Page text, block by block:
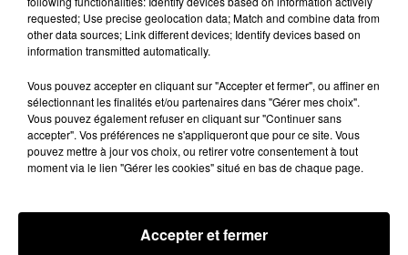
requested; Use precise geolocation data; Match and combine data from
other data sources; Link different devices; Identify devices based on
information transmitted automatically.
Vous pouvez accepter en cliquant sur "Accepter et fermer", ou affiner en
sélectionnant les finalités et/ou partenaires dans "Gérer mes choix".
Vous pouvez également refuser en cliquant sur "Continuer sans
accepter". Vos préférences ne s'appliqueront que pour ce site. Vous
pouvez mettre à jour vos choix, ou retirer votre consentement à tout
moment via le lien "Gérer les cookies" situé en bas de chaque page.
Accepter et fermer